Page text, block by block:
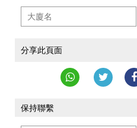
分享此頁面
保持聯繫